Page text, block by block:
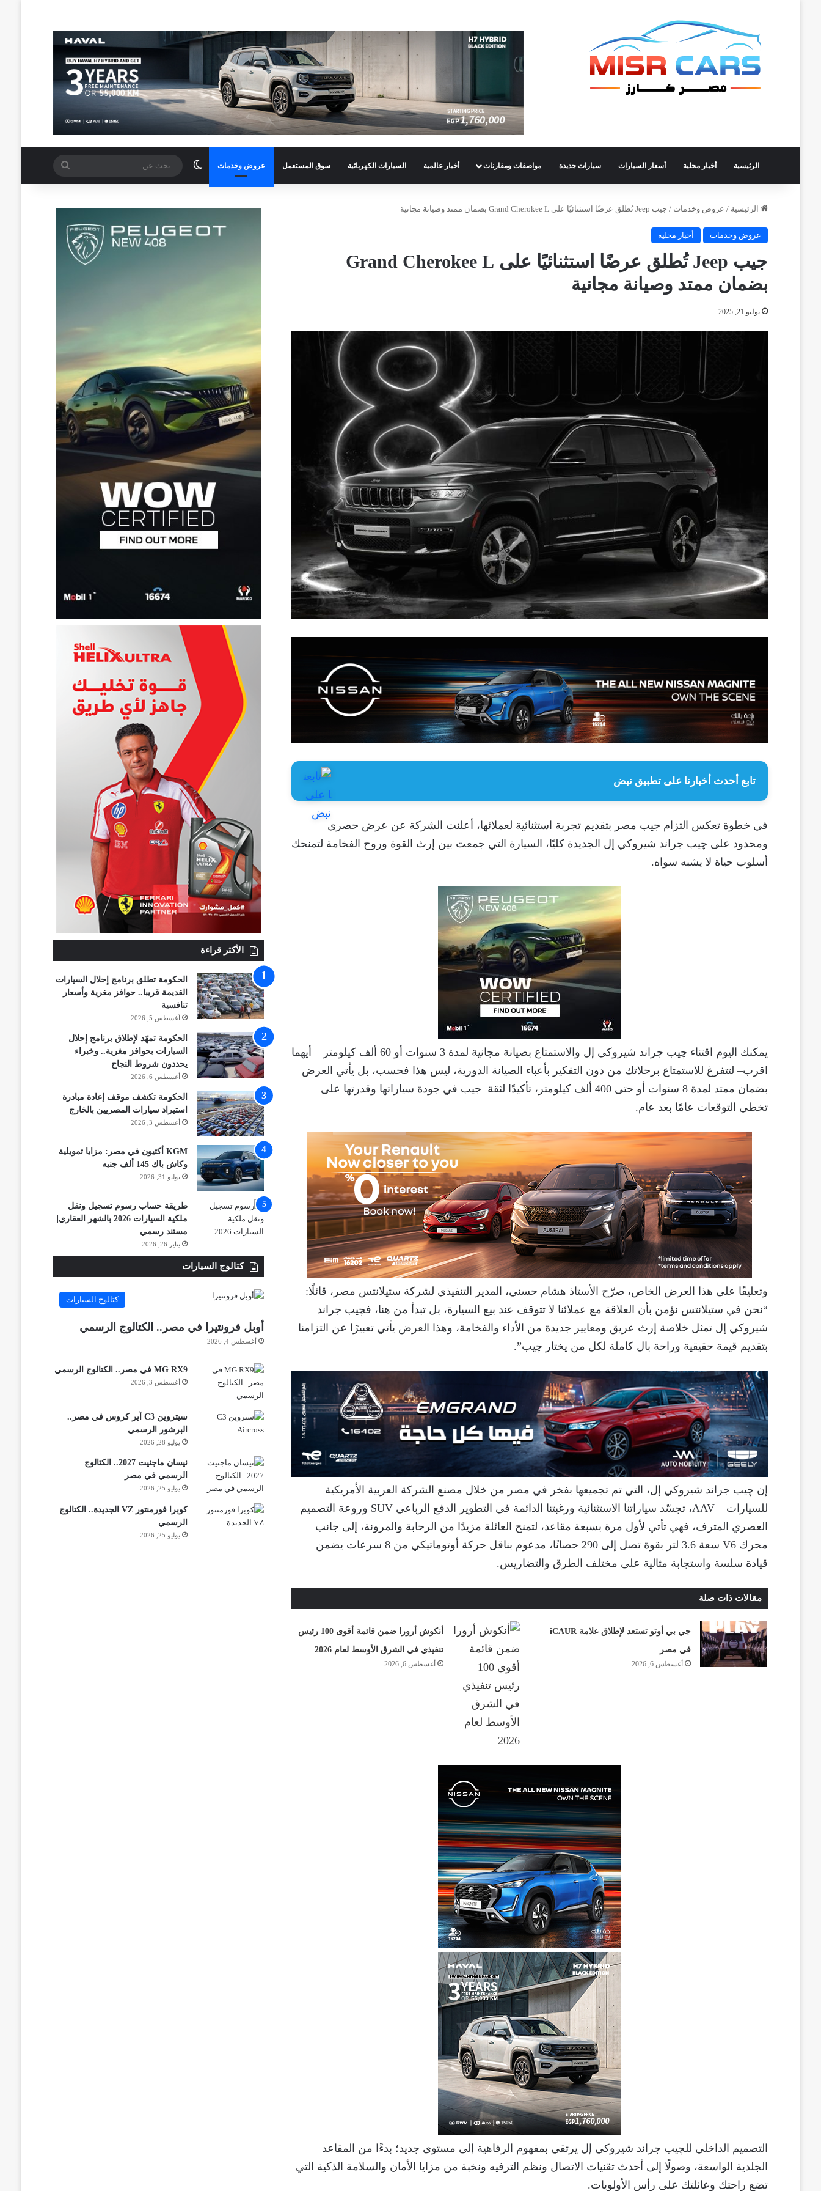
الرئيسية أخبار محلية أسعار السيارات سيارات جديدة مواصفات ومقارنات أخبار عالمية السيارات الكهربائية سوق المستعمل عروض وخدمات الوضع المظلم بحث
عن
الرئيسية / عروض وخدمات / جيب Jeep تُطلق عرضًا استثنائيًا على Grand Cherokee L بضمان ممتد وصيانة مجانية
عروض وخدمات أخبار محلية
جيب Jeep تُطلق عرضًا استثنائيًا على Grand Cherokee L
بضمان ممتد وصيانة مجانية
يوليو 21, 2025
تابع أحدث أخبارنا على تطبيق نبض
في خطوة تعكس التزام جيب مصر بتقديم تجربة استثنائية لعملائها، أعلنت الشركة عن عرض حصري
ومحدود على چيب جراند شيروكي إل الجديدة كليًا، السيارة التي جمعت بين إرث القوة وروح الفخامة لتمنحك
أسلوب حياة لا يشبه سواه.
يمكنك اليوم اقتناء چيب جراند شيروكي إل والاستمتاع بصيانة مجانية لمدة 3 سنوات أو 60 ألف كيلومتر – أيهما
اقرب– لتتفرغ للاستمتاع برحلاتك من دون التفكير بأعباء الصيانة الدورية، ليس هذا فحسب، بل يأتي العرض
بضمان ممتد لمدة 8 سنوات أو حتى 400 ألف كيلومتر، تأكيدًا لثقة جيب في جودة سياراتها وقدرتها على
تخطي التوقعات عامًا بعد عام.
وتعليقًا على هذا العرض الخاص، صرّح الأستاذ هشام حسني، المدير التنفيذي لشركة ستيلانتس مصر، قائلًا:
“نحن في ستيلانتس نؤمن بأن العلاقة مع عملائنا لا تتوقف عند بيع السيارة، بل تبدأ من هنا، فچيب جراند
شيروكي إل تمثل خلاصة إرث عريق ومعايير جديدة من الأداء والفخامة، وهذا العرض يأتي تعبيرًا عن التزامنا
بتقديم قيمة حقيقية وراحة بال كاملة لكل من يختار چيب”.
إن چيب جراند شيروكي إل، التي تم تجميعها بفخر في مصر من خلال مصنع الشركة العربية الأمريكية
للسيارات – AAV، تجسّد سياراتنا الاستثنائية ورغبتنا الدائمة في التطوير الدفع الرباعي SUV وروعة التصميم
العصري المترف، فهي تأتي لأول مرة بسبعة مقاعد، لتمنح العائلة مزيدًا من الرحابة والمرونة، إلى جانب
محرك V6 سعة 3.6 لتر بقوة تصل إلى 290 حصانًا، مدعوم بناقل حركة أوتوماتيكي من 8 سرعات يضمن
قيادة سلسة واستجابة مثالية على مختلف الطرق والتضاريس.
مقالات ذات صلة
جي بي أوتو تستعد لإطلاق علامة iCAUR
في مصر
أغسطس 6, 2026
أنكوش أرورا ضمن قائمة أقوى 100 رئيس
تنفيذي في الشرق الأوسط لعام 2026
أغسطس 6, 2026
التصميم الداخلي للچيب جراند شيروكي إل يرتقي بمفهوم الرفاهية إلى مستوى جديد؛ بدءًا من المقاعد
الجلدية الواسعة، وصولًا إلى أحدث تقنيات الاتصال ونظم الترفيه ونخبة من مزايا الأمان والسلامة الذكية التي
تضع راحتك وعائلتك على رأس الأولويات.
الأكثر قراءة
الحكومة تطلق برنامج إحلال السيارات
القديمة قريبا.. حوافز مغرية وأسعار
تنافسية
أغسطس 5, 2026
الحكومة تمهّد لإطلاق برنامج إحلال
السيارات بحوافز مغرية.. وخبراء
يحددون شروط النجاح
أغسطس 6, 2026
الحكومة تكشف موقف إعادة مبادرة
استيراد سيارات المصريين بالخارج
أغسطس 3, 2026
KGM أكتيون في مصر: مزايا تمويلية
وكاش باك 145 ألف جنيه
يوليو 31, 2026
طريقة حساب رسوم تسجيل ونقل
ملكية السيارات 2026 بالشهر العقاري|
مستند رسمي
يناير 26, 2026
كتالوج السيارات
كتالوج السيارات
أوبل فرونتيرا في مصر.. الكتالوج الرسمي
أغسطس 4, 2026
MG RX9 في مصر.. الكتالوج الرسمي
أغسطس 3, 2026
سيتروين C3 آير كروس في مصر..
البرشور الرسمي
يوليو 28, 2026
نيسان ماجنيت 2027.. الكتالوج
الرسمي في مصر
يوليو 25, 2026
كوبرا فورمنتور VZ الجديدة.. الكتالوج
الرسمي
يوليو 25, 2026